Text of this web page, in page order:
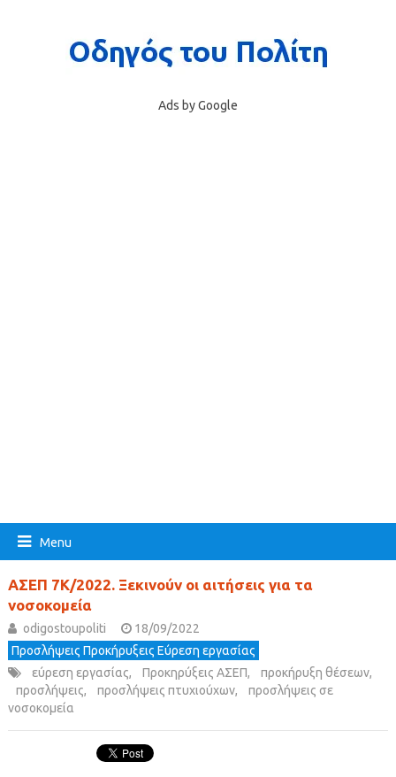
Ads by Google
Menu
ΑΣΕΠ 7Κ/2022. Ξεκινούν οι αιτήσεις για τα
νοσοκομεία
odigostoupoliti
18/09/2022
Προσλήψεις Προκήρυξεις Εύρεση εργασίας
εύρεση εργασίας, Προκηρύξεις ΑΣΕΠ, προκήρυξη θέσεων,
προσλήψεις, προσλήψεις πτυχιούχων,
προσλήψεις σε
νοσοκομεία